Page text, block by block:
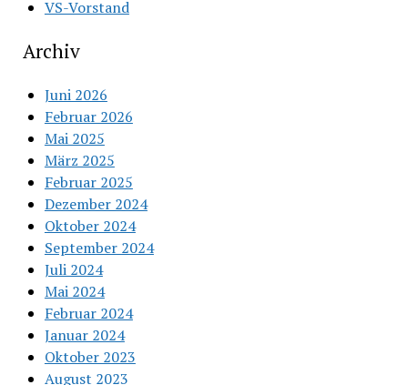
VS-Vorstand
Archiv
Juni 2026
Februar 2026
Mai 2025
März 2025
Februar 2025
Dezember 2024
Oktober 2024
September 2024
Juli 2024
Mai 2024
Februar 2024
Januar 2024
Oktober 2023
August 2023